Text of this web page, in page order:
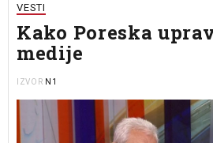
VESTI
Kako Poreska
medije
IZVOR N1